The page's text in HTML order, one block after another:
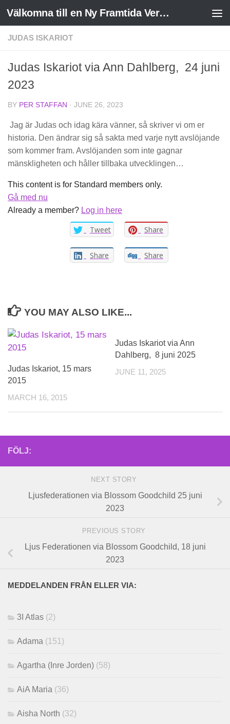
Skip to content Välkomna till en Ny Framtida Verklighet
JUDAS ISKARIOT
Judas Iskariot via Ann Dahlberg, 24 juni
2023
BY PER STAFFAN · JUNE 26, 2023
Jag är Judas och idag kära vänner, så skriver vi om er
historia. Den ändrar sig så sakta med varje nytt avslöjande
som kommer fram. Avslöjanden som inte gagnar
mänskligheten och håller tillbaka utvecklingen…
This content is for Standard members only.
Gå med nu
Already a member? Log in here
Tweet Share
Share Share
YOU MAY ALSO LIKE...
Judas Iskariot, 15 mars
2015
MARCH 16, 2015
Judas Iskariot via Ann
Dahlberg, 8 juni 2025
JUNE 11, 2025
FÖLJ:
NEXT STORY
Ljusfederationen via Blossom Goodchild 25 juni
2023
PREVIOUS STORY
Ljus Federationen via Blossom Goodchild, 18 juni
2023
MEDDELANDEN FRÅN ELLER VIA:
3I Atlas (2)
Adama (151)
Agartha (Inre Jorden) (58)
AiA Maria (36)
Aisha North (32)